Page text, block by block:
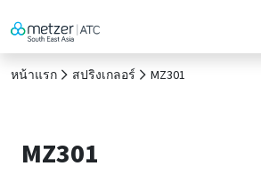
หน้าแรก สปริงเกลอร์ MZ301
MZ301